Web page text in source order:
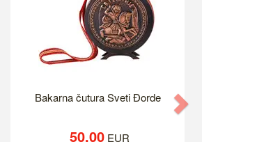
Bakarna čutura Sveti Đorde
50.00EUR